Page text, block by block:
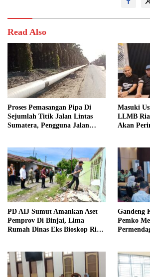
Read Also
Proses Pemasangan Pipa Di
Sejumlah Titik Jalan Lintas
Sumatera, Pengguna Jalan
Masuki
LLMB
Akan
PD AIJ Sumut Amankan Aset
Pemprov Di Binjai, Lima
Rumah Dinas Eks Bioskop Ria
Gandeng
Pemko